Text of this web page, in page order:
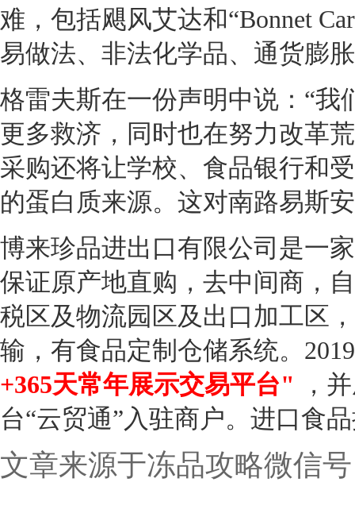
难，包括飓风艾达和“Bonnet
易做法、非法化学品、通货膨
格雷夫斯在一份声明中说：“
更多救济，同时也在努力改革
采购还将让学校、食品银行和
的蛋白质来源。这对南路易斯
博来珍品进出口有限公司是一
保证原产地直购，去中间商，
税区及物流园区及出口加工区
输，有食品定制仓储系统。
+365天常年展示交易平台"
，
台“云贸通”入驻商户。进口食
文章来源于冻品攻略微信